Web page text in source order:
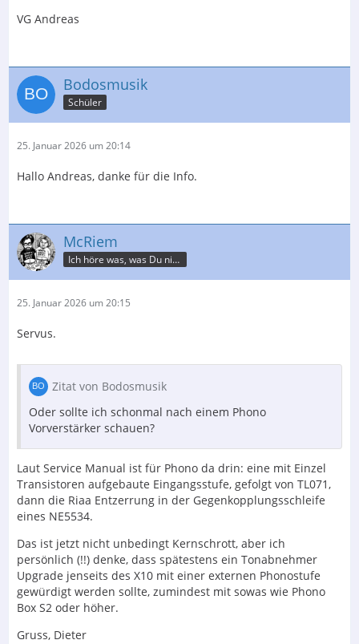
VG Andreas
Bodosmusik
Schüler
25. Januar 2026 um 20:14
Hallo Andreas, danke für die Info.
McRiem
Ich höre was, was Du nicht misst.
25. Januar 2026 um 20:15
Servus.
Zitat von Bodosmusik
Oder sollte ich schonmal nach einem Phono
Vorverstärker schauen?
Laut Service Manual ist für Phono da drin: eine mit Einzel
Transistoren aufgebaute Eingangsstufe, gefolgt von TL071,
dann die Riaa Entzerrung in der Gegenkopplungsschleife
eines NE5534.
Das ist jetzt nicht unbedingt Kernschrott, aber ich
persönlich (!!) denke, dass spätestens ein Tonabnehmer
Upgrade jenseits des X10 mit einer externen Phonostufe
gewürdigt werden sollte, zumindest mit sowas wie Phono
Box S2 oder höher.
Gruss, Dieter